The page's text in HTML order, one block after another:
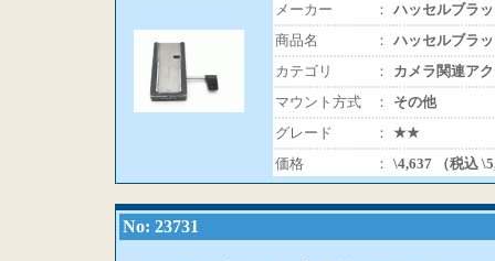
メーカー
： ハッセルブラ
商品名
： ハッセルブラ
カテゴリ
：
カメラ関連ア
マウント方式
：
その他
グレード
： ★★
価格
： \4,637 （税込
No: 23731